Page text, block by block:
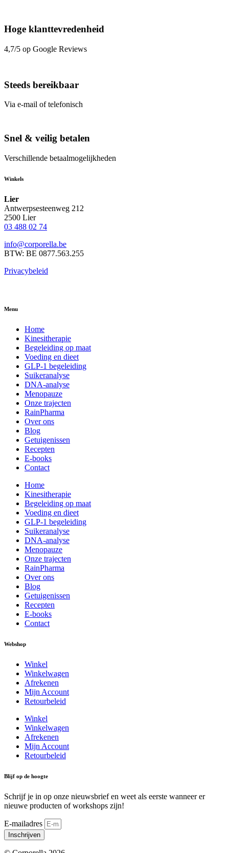
Hoge klanttevredenheid
4,7/5 op Google Reviews
Steeds bereikbaar
Via e-mail of telefonisch
Snel & veilig betalen
Verschillende betaalmogelijkheden
Winkels
Lier
Antwerpsesteenweg 212
2500 Lier
03 488 02 74
info@corporella.be
BTW: BE 0877.563.255
Privacybeleid
Menu
Home
Kinesitherapie
Begeleiding op maat
Voeding en dieet
GLP-1 begeleiding
Suikeranalyse
DNA-analyse
Menopauze
Onze trajecten
RainPharma
Over ons
Blog
Getuigenissen
Recepten
E-books
Contact
Home
Kinesitherapie
Begeleiding op maat
Voeding en dieet
GLP-1 begeleiding
Suikeranalyse
DNA-analyse
Menopauze
Onze trajecten
RainPharma
Over ons
Blog
Getuigenissen
Recepten
E-books
Contact
Webshop
Winkel
Winkelwagen
Afrekenen
Mijn Account
Retourbeleid
Winkel
Winkelwagen
Afrekenen
Mijn Account
Retourbeleid
Blijf op de hoogte
Schrijf je in op onze nieuwsbrief en weet als eerste wanneer er
nieuwe producten of workshops zijn!
E-mailadres
Inschrijven